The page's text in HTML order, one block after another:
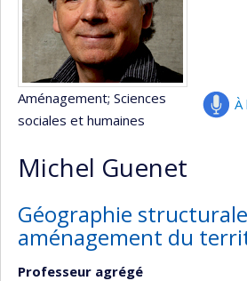
À
Aménagement; Sciences
sociales et humaines
Michel Guenet
Géographie
aménagement du
Professeur agrégé